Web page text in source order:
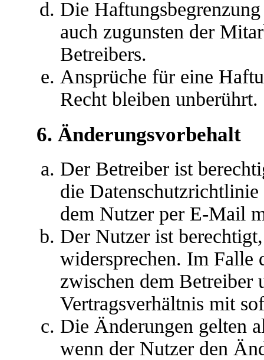
Die
auch zugunsten der
Betreibers.
Ansprüche für eine
Recht bleiben unberührt.
6. Änderungsvorbehalt
Der Betreiber ist
die
dem Nutzer per E-Mail
Der Nutzer ist
widersprechen. Im Falle
zwischen dem Betreiber
Vertragsverhältnis mit
Die Änderungen gelten
wenn der Nutzer den